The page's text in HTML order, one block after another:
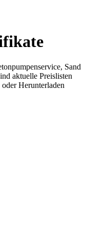
Sand
aktuelle Preislisten
Herunterladen